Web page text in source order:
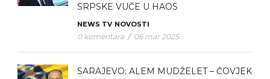
SRPSKE VUČE U HAOS
NEWS TV NOVOSTI
0 komentara / 06 mar 2025
SARAJEVO: ALEM MUDŽELET – ČOVJEK